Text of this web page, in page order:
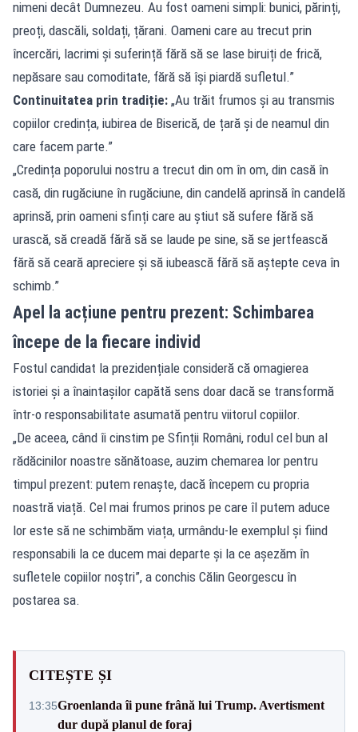
nimeni decât Dumnezeu. Au fost oameni simpli: bunici, părinți,
preoți, dascăli, soldați, țărani. Oameni care au trecut prin
încercări, lacrimi și suferință fără să se lase biruiți de frică,
nepăsare sau comoditate, fără să își piardă sufletul.”
Continuitatea prin tradiție: „Au trăit frumos și au transmis
copiilor credința, iubirea de Biserică, de țară și de neamul din
care facem parte.”
„Credința poporului nostru a trecut din om în om, din casă în
casă, din rugăciune în rugăciune, din candelă aprinsă în candelă
aprinsă, prin oameni sfinți care au știut să sufere fără să
urască, să creadă fără să se laude pe sine, să se jertfească
fără să ceară apreciere și să iubească fără să aștepte ceva în
schimb.”
Apel la acțiune pentru prezent: Schimbarea
începe de la fiecare individ
Fostul candidat la prezidențiale consideră că omagierea
istoriei și a înaintașilor capătă sens doar dacă se transformă
într-o responsabilitate asumată pentru viitorul copiilor.
„De aceea, când îi cinstim pe Sfinții Români, rodul cel bun al
rădăcinilor noastre sănătoase, auzim chemarea lor pentru
timpul prezent: putem renaște, dacă începem cu propria
noastră viață. Cel mai frumos prinos pe care îl putem aduce
lor este să ne schimbăm viața, urmându-le exemplul și fiind
responsabili la ce ducem mai departe și la ce așezăm în
sufletele copiilor noștri”, a conchis Călin Georgescu în
postarea sa.
CITEȘTE ȘI
13:35Groenlanda îi pune frână lui Trump. Avertisment
dur după planul de foraj